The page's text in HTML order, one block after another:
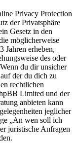
Privacy Protection
der Privatsphäre
Gesetz in den
möglicherweise
Jahren erheben,
des oder
du dir unsicher
der du dich zu
rechtlichen
Limited und der
anbieten kann
jeglicher
„An wen soll ich
juristische Anfragen